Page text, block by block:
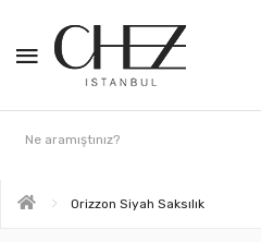
Orizzon Siyah Saksılık